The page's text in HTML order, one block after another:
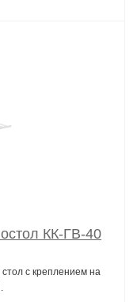
КК-ГВ-40
с креплением на